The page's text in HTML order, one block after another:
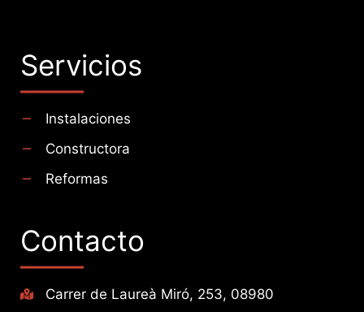
Servicios
Instalaciones
Constructora
Reformas
Contacto
Carrer de Laureà Miró, 253, 08980